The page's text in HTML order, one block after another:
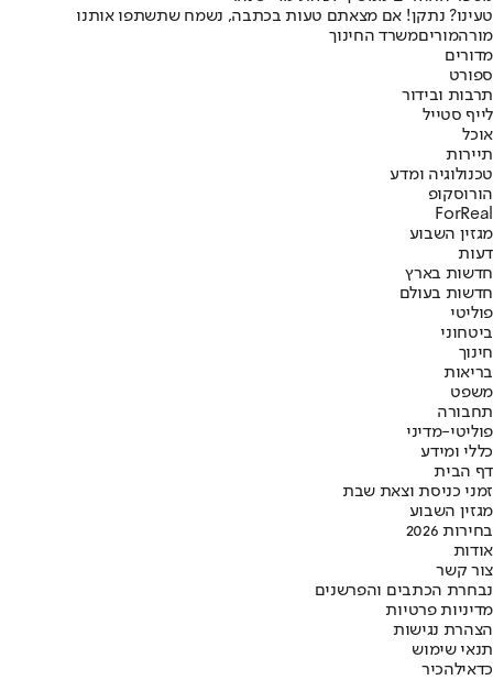
טעינו? נתקן! אם מצאתם טעות בכתבה, נשמח שתשתפו אותנו
מורהמוריםמשרד החינוך
מדורים
ספורט
תרבות ובידור
לייף סטייל
אוכל
תיירות
טכנולוגיה ומדע
הורוסקופ
ForReal
מגזין השבוע
דעות
חדשות בארץ
חדשות בעולם
פוליטי
ביטחוני
חינוך
בריאות
משפט
תחבורה
פוליטי-מדיני
כללי ומידע
דף הבית
זמני כניסת וצאת שבת
מגזין השבוע
בחירות 2026
אודות
צור קשר
נבחרת הכתבים והפרשנים
מדיניות פרטיות
הצהרת נגישות
תנאי שימוש
כדאילהכיר